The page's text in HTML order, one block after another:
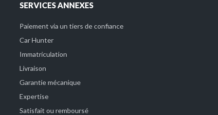
SERVICES ANNEXES
Paiement via un tiers de confiance
Car Hunter
Immatriculation
Livraison
Garantie mécanique
Expertise
Satisfait ou remboursé